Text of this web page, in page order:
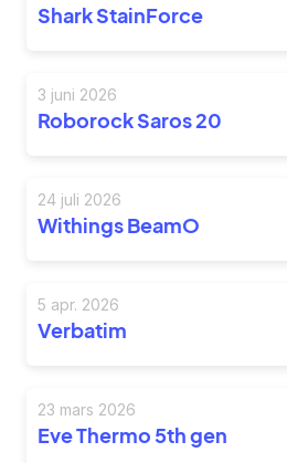
Shark StainForce
3 juni 2026
Roborock Saros 20
24 juli 2026
Withings BeamO
5 apr. 2026
Verbatim
23 mars 2026
Eve Thermo 5th gen